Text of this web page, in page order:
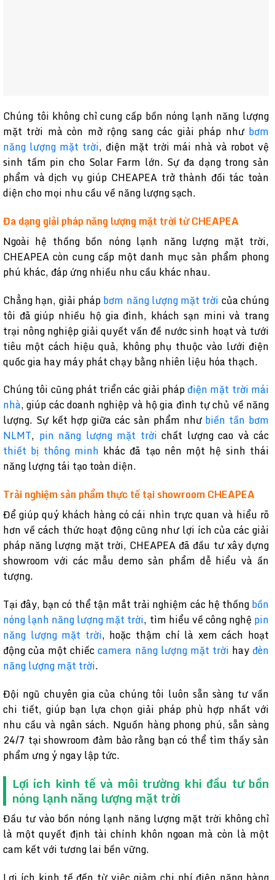
Chúng tôi không chỉ cung cấp bồn nóng lạnh năng lượng
mặt trời mà còn mở rộng sang các giải pháp như bơm
năng lượng mặt trời, điện mặt trời mái nhà và robot vệ
sinh tấm pin cho Solar Farm lớn. Sự đa dạng trong sản
phẩm và dịch vụ giúp CHEAPEA trở thành đối tác toàn
diện cho mọi nhu cầu về năng lượng sạch.
Đa dạng giải pháp năng lượng mặt trời từ CHEAPEA
Ngoài hệ thống bồn nóng lạnh năng lượng mặt trời,
CHEAPEA còn cung cấp một danh mục sản phẩm phong
phú khác, đáp ứng nhiều nhu cầu khác nhau.
Chẳng hạn, giải phápbơm năng lượng mặt trời của chúng
tôi đã giúp nhiều hộ gia đình, khách sạn mini và trang
trại nông nghiệp giải quyết vấn đề nước sinh hoạt và tưới
tiêu một cách hiệu quả, không phụ thuộc vào lưới điện
quốc gia hay máy phát chạy bằng nhiên liệu hóa thạch.
Chúng tôi cũng phát triển các giải phápđiện mặt trời mái
nhà, giúp các doanh nghiệp và hộ gia đình tự chủ về năng
lượng. Sự kết hợp giữa các sản phẩm nhưbiến tần bơm
NLMT, pin năng lượng mặt trời chất lượng cao và các
thiết bị thông minh khác đã tạo nên một hệ sinh thái
năng lượng tái tạo toàn diện.
Trải nghiệm sản phẩm thực tế tại showroom CHEAPEA
Để giúp quý khách hàng có cái nhìn trực quan và hiểu rõ
hơn về cách thức hoạt động cũng như lợi ích của các giải
pháp năng lượng mặt trời, CHEAPEA đã đầu tư xây dựng
showroom với các mẫu demo sản phẩm dễ hiểu và ấn
tượng.
Tại đây, bạn có thể tận mắt trải nghiệm các hệ thốngbồn
nóng lạnh năng lượng mặt trời, tìm hiểu về công nghệ pin
năng lượng mặt trời, hoặc thậm chí là xem cách hoạt
động của một chiếccamera năng lượng mặt trời hay đèn
năng lượng mặt trời.
Đội ngũ chuyên gia của chúng tôi luôn sẵn sàng tư vấn
chi tiết, giúp bạn lựa chọn giải pháp phù hợp nhất với
nhu cầu và ngân sách. Nguồn hàng phong phú, sẵn sàng
24/7 tại showroom đảm bảo rằng bạn có thể tìm thấy sản
phẩm ưng ý ngay lập tức.
Lợi ích kinh tế và môi trường khi đầu tư bồn
nóng lạnh năng lượng mặt trời
Đầu tư vào bồn nóng lạnh năng lượng mặt trời không chỉ
là một quyết định tài chính khôn ngoan mà còn là một
cam kết với tương lai bền vững.